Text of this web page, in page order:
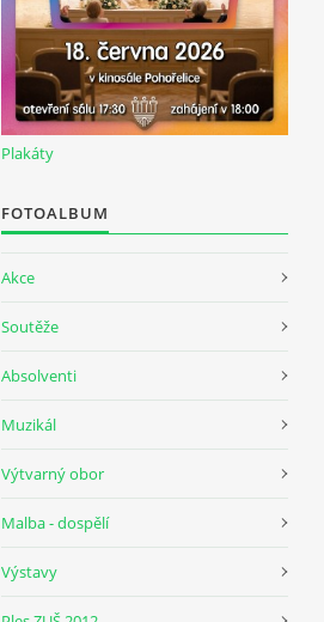
Plakáty
FOTOALBUM
Akce
Soutěže
Absolventi
Muzikál
Výtvarný obor
Malba - dospělí
Výstavy